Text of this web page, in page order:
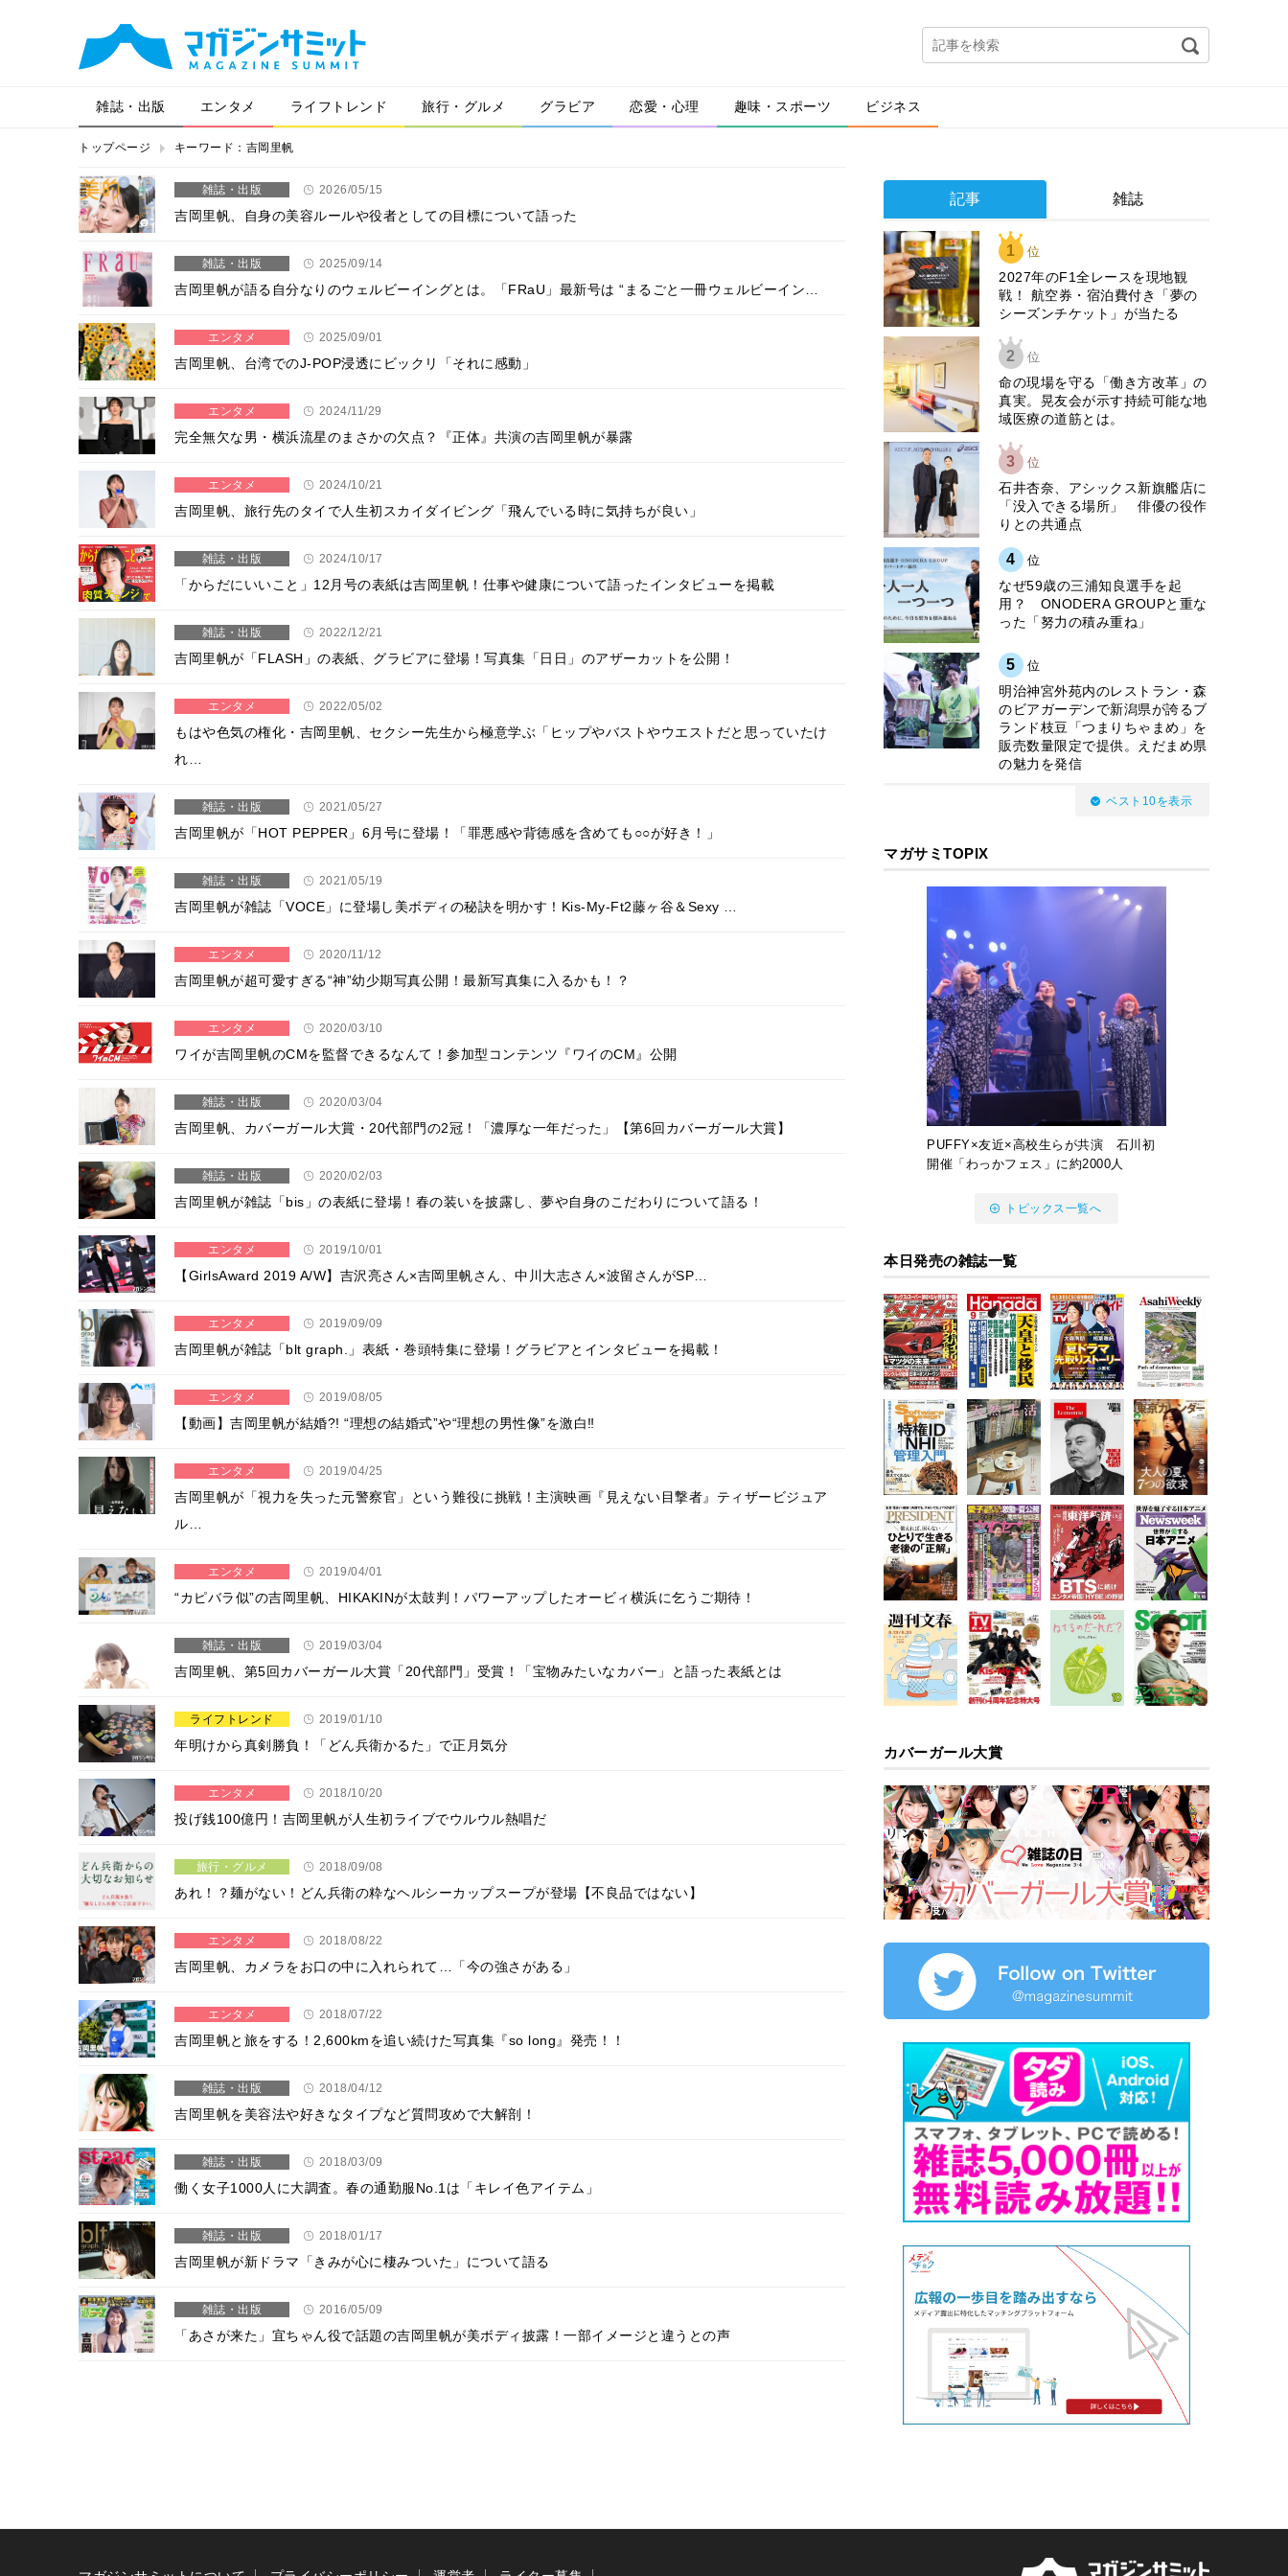
雑誌・出版 エンタメ ライフトレンド 旅行・グルメ グラビア 恋愛・心理 趣味・スポーツ ビジネス
トップページ キーワード：吉岡里帆
雑誌・出版 2026/05/15
吉岡里帆、自身の美容ルールや役者としての目標について語った
雑誌・出版 2025/09/14
吉岡里帆が語る自分なりのウェルビーイングとは。「FRaU」最新号は “まるごと一冊ウェルビーイン…
エンタメ 2025/09/01
吉岡里帆、台湾でのJ-POP浸透にビックリ「それに感動」
エンタメ 2024/11/29
完全無欠な男・横浜流星のまさかの欠点？『正体』共演の吉岡里帆が暴露
エンタメ 2024/10/21
吉岡里帆、旅行先のタイで人生初スカイダイビング「飛んでいる時に気持ちが良い」
雑誌・出版 2024/10/17
「からだにいいこと」12月号の表紙は吉岡里帆！仕事や健康について語ったインタビューを掲載
雑誌・出版 2022/12/21
吉岡里帆が「FLASH」の表紙、グラビアに登場！写真集「日日」のアザーカットを公開！
エンタメ 2022/05/02
もはや色気の権化・吉岡里帆、セクシー先生から極意学ぶ「ヒップやバストやウエストだと思っていたけ
れ…
雑誌・出版 2021/05/27
吉岡里帆が「HOT PEPPER」6月号に登場！「罪悪感や背徳感を含めても○○が好き！」
雑誌・出版 2021/05/19
吉岡里帆が雑誌「VOCE」に登場し美ボディの秘訣を明かす！Kis-My-Ft2藤ヶ谷＆Sexy …
エンタメ 2020/11/12
吉岡里帆が超可愛すぎる“神”幼少期写真公開！最新写真集に入るかも！？
エンタメ 2020/03/10
ワイが吉岡里帆のCMを監督できるなんて！参加型コンテンツ『ワイのCM』公開
雑誌・出版 2020/03/04
吉岡里帆、カバーガール大賞・20代部門の2冠！「濃厚な一年だった」【第6回カバーガール大賞】
雑誌・出版 2020/02/03
吉岡里帆が雑誌「bis」の表紙に登場！春の装いを披露し、夢や自身のこだわりについて語る！
エンタメ 2019/10/01
【GirlsAward 2019 A/W】吉沢亮さん×吉岡里帆さん、中川大志さん×波留さんがSP…
エンタメ 2019/09/09
吉岡里帆が雑誌「blt graph.」表紙・巻頭特集に登場！グラビアとインタビューを掲載！
エンタメ 2019/08/05
【動画】吉岡里帆が結婚?! “理想の結婚式”や“理想の男性像”を激白‼
エンタメ 2019/04/25
吉岡里帆が「視力を失った元警察官」という難役に挑戦！主演映画『見えない目撃者』ティザービジュア
ル…
エンタメ 2019/04/01
“カピバラ似”の吉岡里帆、HIKAKINが太鼓判！パワーアップしたオービィ横浜に乞うご期待！
雑誌・出版 2019/03/04
吉岡里帆、第5回カバーガール大賞「20代部門」受賞！「宝物みたいなカバー」と語った表紙とは
ライフトレンド 2019/01/10
年明けから真剣勝負！「どん兵衛かるた」で正月気分
エンタメ 2018/10/20
投げ銭100億円！吉岡里帆が人生初ライブでウルウル熱唱だ
旅行・グルメ 2018/09/08
あれ！？麺がない！どん兵衛の粋なヘルシーカップスープが登場【不良品ではない】
エンタメ 2018/08/22
吉岡里帆、カメラをお口の中に入れられて…「今の強さがある」
エンタメ 2018/07/22
吉岡里帆と旅をする！2,600kmを追い続けた写真集『so long』発売！！
雑誌・出版 2018/04/12
吉岡里帆を美容法や好きなタイプなど質問攻めで大解剖！
雑誌・出版 2018/03/09
働く女子1000人に大調査。春の通勤服No.1は「キレイ色アイテム」
雑誌・出版 2018/01/17
吉岡里帆が新ドラマ「きみが心に棲みついた」について語る
雑誌・出版 2016/05/09
「あさが来た」宜ちゃん役で話題の吉岡里帆が美ボディ披露！一部イメージと違うとの声
記事 雑誌
1 位
2027年のF1全レースを現地観
戦！ 航空券・宿泊費付き「夢の
シーズンチケット」が当たる
2 位
​命の現場を守る「働き方改革」の
真実。晃友会が示す持続可能な地
域医療の道筋とは。
3 位
石井杏奈、アシックス新旗艦店に
「没入できる場所」 俳優の役作
りとの共通点
4 位
なぜ59歳の三浦知良選手を起
用？ ONODERA GROUPと重な
った「努力の積み重ね」
5 位
明治神宮外苑内のレストラン・森
のビアガーデンで新潟県が誇るブ
ランド枝豆「つまりちゃまめ」を
販売数量限定で提供。えだまめ県
の魅力を発信
ベスト10を表示
マガサミTOPIX
PUFFY×友近×高校生らが共演 石川初
開催「わっかフェス」に約2000人
トピックス一覧へ
本日発売の雑誌一覧
カバーガール大賞